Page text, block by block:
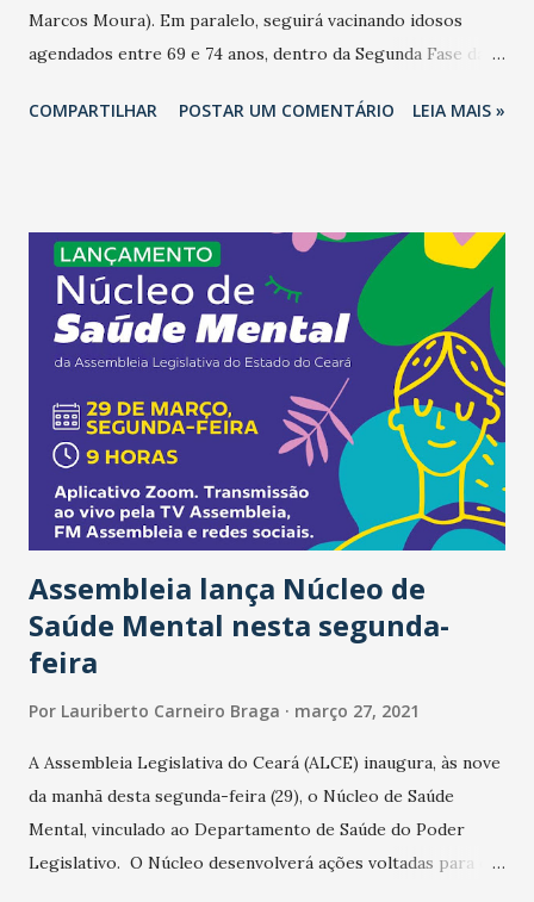
Marcos Moura). Em paralelo, seguirá vacinando idosos
agendados entre 69 e 74 anos, dentro da Segunda Fase da
(22). Em Fortaleza, a Vacinação continua neste domingo (28)
Ceará). Serão vacinados idosos cadastrados na Plataforma
Saúde Digital e agendados pela Secretaria Municipal da
Saúde (SMS). A relação dos idosos agendados já está
disponível no site https://coronavirus.fortaleza.ce.gov.br,
juntamente com as informações sobre data, horário e local
da Vacinação. Esses idosos também receberão mensagem
via WhatsApp e e-mail contendo as informações do
Agendamento. Acesse a relação dos agendados para este
domingo Para manter a organização e a segurança de tod...
COMPARTILHAR POSTAR UM COMENTÁRIO LEIA MAIS »
Assembleia lança Núcleo de
Saúde Mental nesta segunda-
feira
Por Lauriberto Carneiro Braga março 27, 2021
A Assembleia Legislativa do Ceará (ALCE) inaugura, às nove
da manhã desta segunda-feira (29), o Núcleo de Saúde
Mental, vinculado ao Departamento de Saúde do Poder
Legislativo. O Núcleo desenvolverá ações voltadas para o